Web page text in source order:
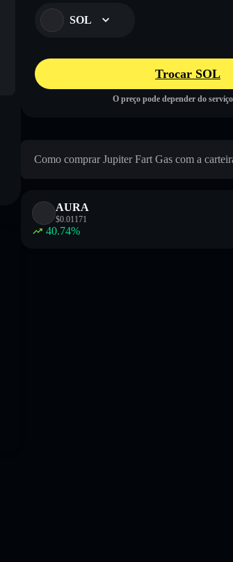
SOL
Trocar SOL
O preço pode depender do
Como comprar Jupiter Fart Gas com a
AURA
$0.01171
40.74%